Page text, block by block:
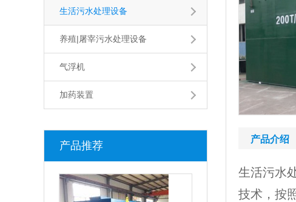
生活污水处理设备
养殖|屠宰污水处理设备
气浮机
加药装置
产品推荐
产品介绍
生活污水
技术，按